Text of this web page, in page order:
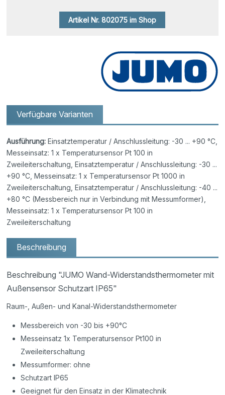
Artikel Nr. 802075 im Shop
Verfügbare Varianten
Ausführung: Einsatztemperatur / Anschlussleitung: -30 ... +90 °C,
Messeinsatz: 1 x Temperatursensor Pt 100 in
Zweileiterschaltung, Einsatztemperatur / Anschlussleitung: -30 ...
+90 °C, Messeinsatz: 1 x Temperatursensor Pt 1000 in
Zweileiterschaltung, Einsatztemperatur / Anschlussleitung: -40 ...
+80 °C (Messbereich nur in Verbindung mit Messumformer),
Messeinsatz: 1 x Temperatursensor Pt 100 in
Zweileiterschaltung
Beschreibung
Beschreibung "JUMO Wand-Widerstandsthermometer mit
Außensensor Schutzart IP65"
Raum-, Außen- und Kanal-Widerstandsthermometer
Messbereich von -30 bis +90°C
Messeinsatz 1x Temperatursensor Pt100 in
Zweileiterschaltung
Messumformer: ohne
Schutzart IP65
Geeignet für den Einsatz in der Klimatechnik